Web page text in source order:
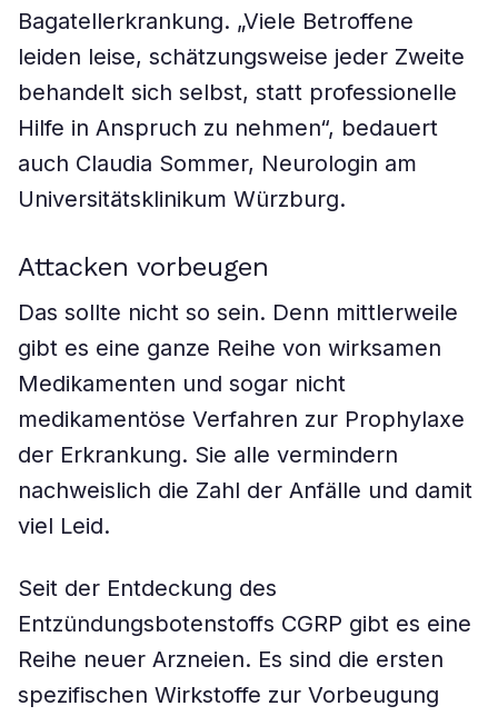
Bagatellerkrankung. „Viele Betroffene
leiden leise, schätzungsweise jeder Zweite
behandelt sich selbst, statt professionelle
Hilfe in Anspruch zu nehmen“, bedauert
auch Claudia Sommer, Neurologin am
Universitätsklinikum Würzburg.
Attacken vorbeugen
Das sollte nicht so sein. Denn mittlerweile
gibt es eine ganze Reihe von wirksamen
Medikamenten und sogar nicht
medikamentöse Verfahren zur Prophylaxe
der Erkrankung. Sie alle vermindern
nachweislich die Zahl der Anfälle und damit
viel Leid.
Seit der Entdeckung des
Entzündungsbotenstoffs CGRP gibt es eine
Reihe neuer Arzneien. Es sind die ersten
spezifischen Wirkstoffe zur Vorbeugung